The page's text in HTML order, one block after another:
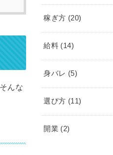
んな
稼ぎ方 (20)
給料 (14)
身バレ (5)
選び方 (11)
開業 (2)